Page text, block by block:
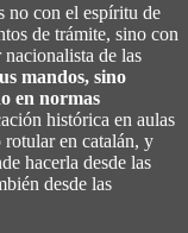
no con el espíritu de
de trámite, sino con
de las
mandos, sino
en normas
histórica en aulas
en catalán, y
hacerla desde las
desde las